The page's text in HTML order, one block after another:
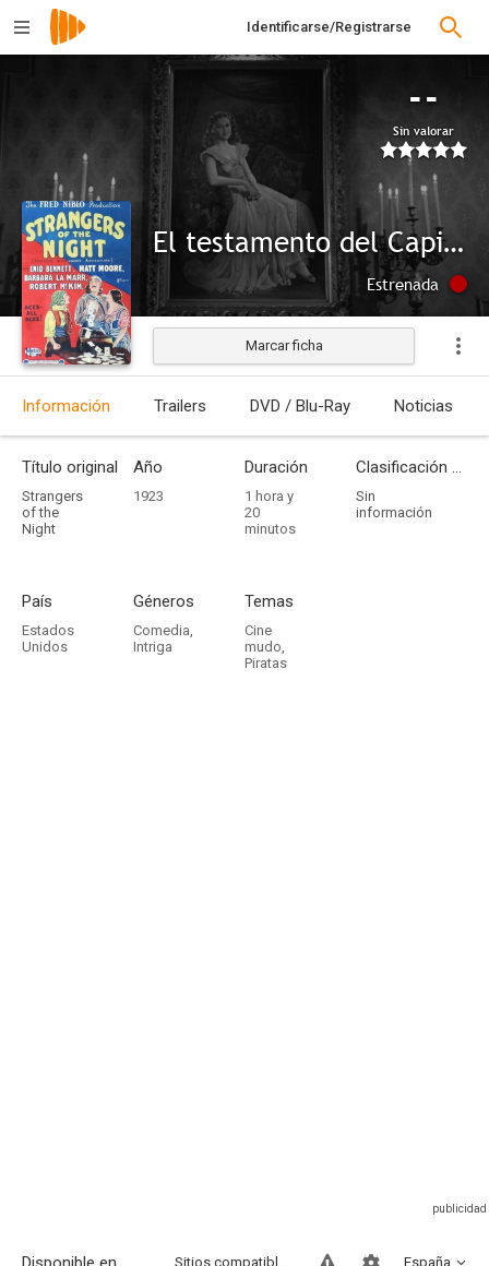
Identificarse/Registrarse
--
Sin valorar
El testamento del Capitán Applejack
Estrenada
Marcar ficha
Información Trailers DVD / Blu-Ray Noticias
Título original
Strangers
of the
Night
Año
1923
Duración
1 hora y
20
minutos
Clasificación por edades
Sin
información
País
Estados
Unidos
Géneros
Comedia,
Intriga
Temas
Cine
mudo,
Piratas
España
Sitios compatibles